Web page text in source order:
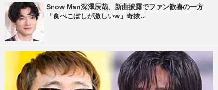
Snow Man深澤辰哉、新曲披露でファン歓喜の一方
「食べこぼしが激しいw」奇抜...